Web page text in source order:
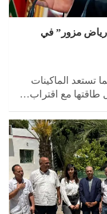
مزور” في
تستعد الماكينات
طاقتها مع اقتراب…